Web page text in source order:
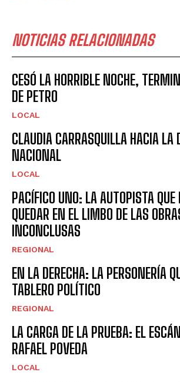
NOTICIAS RELACIONADAS
CESÓ LA HORRIBLE NOCHE,
DE PETRO
LOCAL
CLAUDIA CARRASQUILLA HACIA LA
NACIONAL
LOCAL
PACÍFICO UNO: LA AUTOPISTA QUE
QUEDAR EN EL LIMBO DE LAS
INCONCLUSAS
REGIONAL
EN LA DERECHA: LA PERSONERÍA
TABLERO POLÍTICO
REGIONAL
LA CARGA DE LA PRUEBA: EL
RAFAEL POVEDA
LOCAL